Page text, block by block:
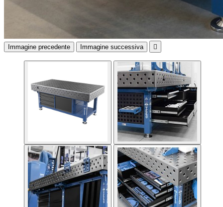
Immagine precedente Immagine successiva 